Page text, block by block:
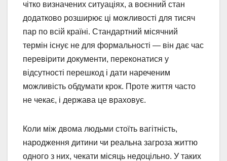
чітко визначених ситуаціях, а воєнний стан
додатково розширює ці можливості для тисяч
пар по всій країні. Стандартний місячний
термін існує не для формальності — він дає час
перевірити документи, переконатися у
відсутності перешкод і дати нареченим
можливість обдумати крок. Проте життя часто
не чекає, і держава це враховує.
Коли між двома людьми стоїть вагітність,
народження дитини чи реальна загроза життю
одного з них, чекати місяць недоцільно. У таких